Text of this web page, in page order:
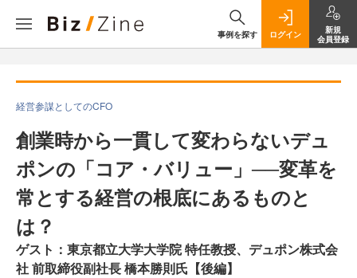
事例を探す ログイン
新規
会員登録
経営参謀としてのCFO
創業時から一貫して変わらないデュ
ポンの「コア・バリュー」──変革を
常とする経営の根底にあるものと
は？
ゲスト：東京都立大学大学院 特任教授、デュポン株式会
社 前取締役副社長 橋本勝則氏【後編】